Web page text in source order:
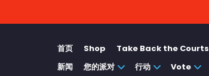
首页 Shop Take Back the Courts
新闻
您的派对 行动 Vote